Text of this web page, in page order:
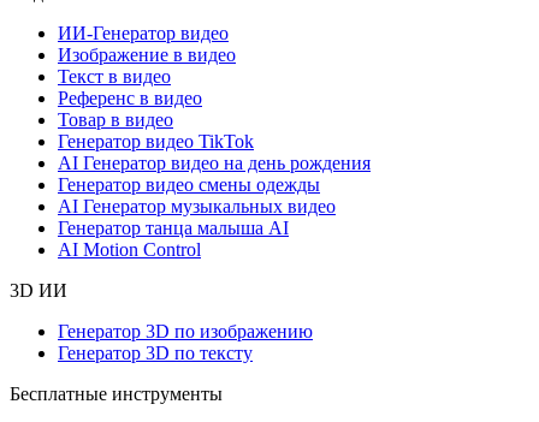
ИИ-Генератор видео
Изображение в видео
Текст в видео
Референс в видео
Товар в видео
Генератор видео TikTok
AI Генератор видео на день рождения
Генератор видео смены одежды
AI Генератор музыкальных видео
Генератор танца малыша AI
AI Motion Control
3D ИИ
Генератор 3D по изображению
Генератор 3D по тексту
Бесплатные инструменты